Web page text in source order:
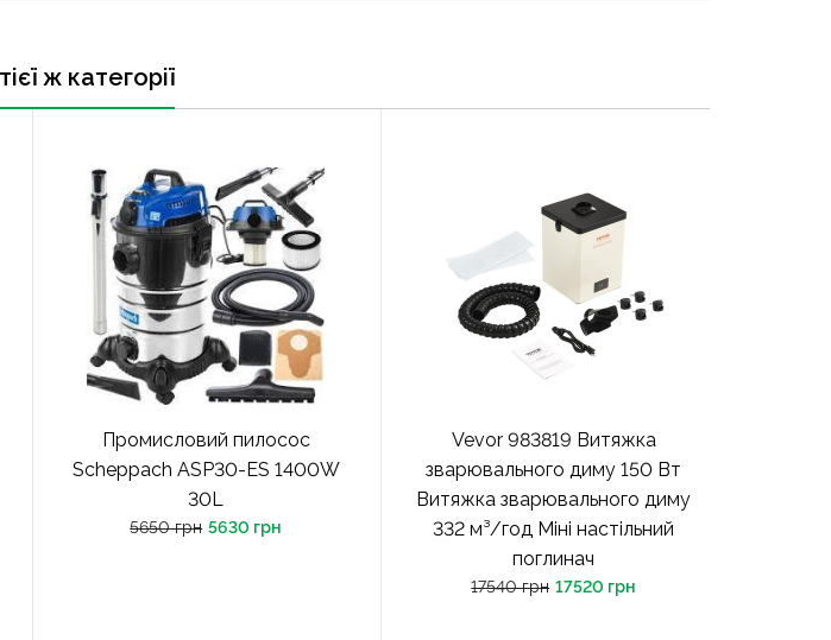
ж категорії
Промисловий пилосос
Scheppach ASP30-ES 1400W
30L
5650 грн 5630 грн
Vevor 983819 Витяжка
зварювального диму 150 Вт
Витяжка зварювального диму
332 м³/год Міні настільний
поглинач
17540 грн 17520 грн